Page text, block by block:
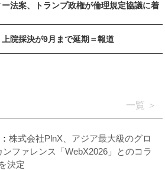
法案、トランプ政権が倫理規定協議に着
院採決が9月まで延期＝報道
一覧
株式会社PlnX、アジア最大級のグロ
ンファレンス「WebX2026」とのコラ
決定